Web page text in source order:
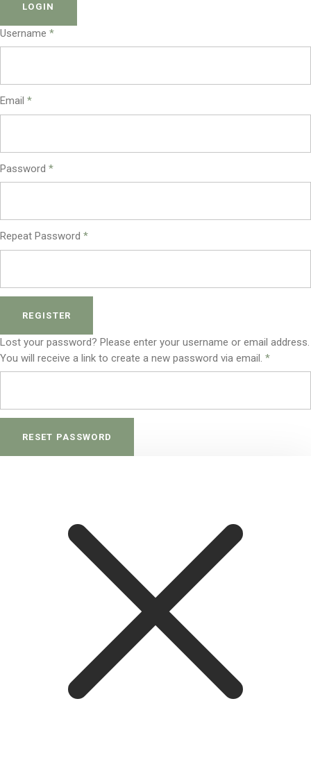
LOGIN
Username *
Email *
Password *
Repeat Password *
REGISTER
Lost your password? Please enter your username or email address.
You will receive a link to create a new password via email. *
RESET PASSWORD